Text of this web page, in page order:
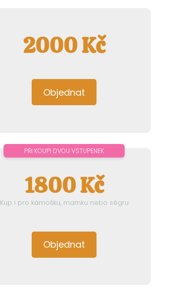
2000 Kč
Objednat
1800 Kč
Kup i pro kámošku, mamku nebo ségru
PŘI KOUPI DVOU VSTUPENEK
Objednat